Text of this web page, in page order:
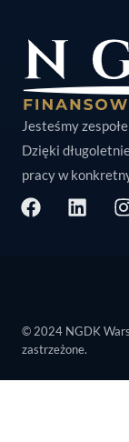
Jesteśmy
Dzięki
pracy w
© 2024 NGDK
zastrzeżone.